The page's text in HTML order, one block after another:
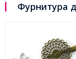
Фурнитура